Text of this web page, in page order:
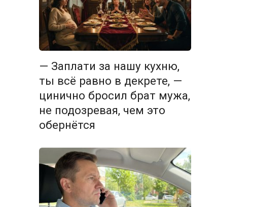
— Заплати за нашу кухню,
ты всё равно в декрете, —
цинично бросил брат мужа,
не подозревая, чем это
обернётся